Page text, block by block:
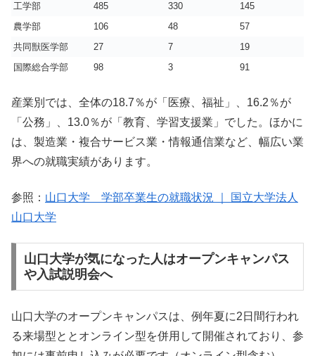
工学部
485 330
145
農学部
106 48
57
共同獣医学部
27 7
19
国際総合学部
98 3 91
産業別では、全体の18.7％が「医療、福祉」、16.2％が
「公務」、13.0％が「教育、学習支援業」でした。ほかに
は、製造業・複合サービス業・情報通信業など、幅広い業
界への就職実績があります。
参照： 山口大学 学部卒業生の就職状況 ｜ 国立大学法人
山口大学
山口大学が気になった人はオープンキャンパス
や入試説明会へ
山口大学のオープンキャンパスは、例年夏に2日間行われ
る来場型ととオンライン型を併用して開催されており、参